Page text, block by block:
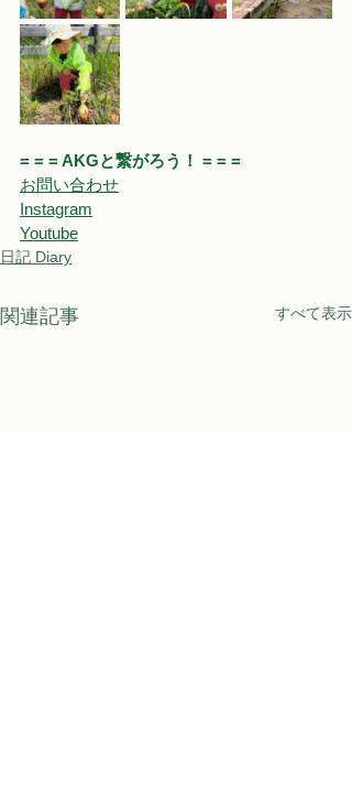
= = = AKGと繋がろう！ = = =
お問い合わせ
Instagram
Youtube
日記 Diary
関連記事 すべて表示